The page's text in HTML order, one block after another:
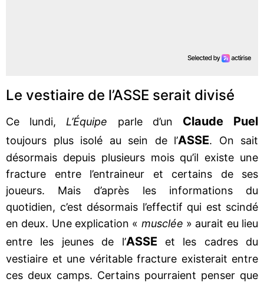
Le vestiaire de l’ASSE serait divisé
Ce lundi, L’Équipe parle d’un Claude Puel
toujours plus isolé au sein de l’ASSE. On sait
désormais depuis plusieurs mois qu’il existe une
fracture entre l’entraineur et certains de ses
joueurs. Mais d’après les informations du
quotidien, c’est désormais l’effectif qui est scindé
en deux. Une explication « musclée » aurait eu lieu
entre les jeunes de l’ASSE et les cadres du
vestiaire et une véritable fracture existerait entre
ces deux camps. Certains pourraient penser que